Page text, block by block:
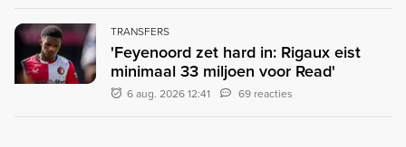
TRANSFERS
'Feyenoord zet hard in: Rigaux eist
minimaal 33 miljoen voor Read'
6 aug. 2026 12:41 69 reacties